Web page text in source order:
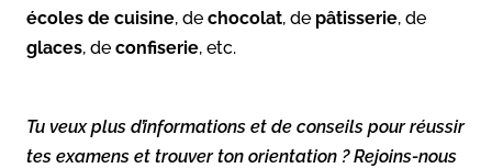
écoles de cuisine, de chocolat, de pâtisserie, de
glaces, de confiserie, etc.
Tu veux plus d’informations et de conseils pour réussir
tes examens et trouver ton orientation ? Rejoins-nous